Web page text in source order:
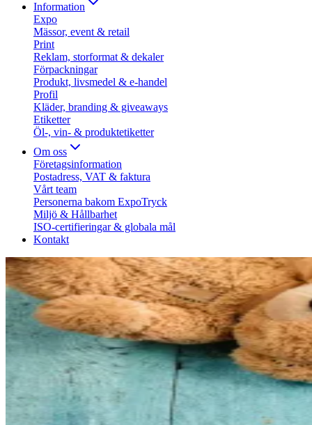
Information
Expo
Mässor, event & retail
Print
Reklam, storformat & dekaler
Förpackningar
Produkt, livsmedel & e-handel
Profil
Kläder, branding & giveaways
Etiketter
Öl-, vin- & produktetiketter
Om oss
Företagsinformation
Postadress, VAT & faktura
Vårt team
Personerna bakom ExpoTryck
Miljö & Hållbarhet
ISO-certifieringar & globala mål
Kontakt